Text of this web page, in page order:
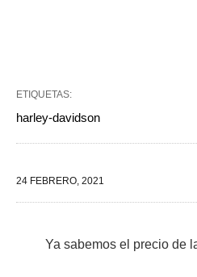
ETIQUETAS:
harley-davidson
24 FEBRERO, 2021
Ya sabemos el precio de